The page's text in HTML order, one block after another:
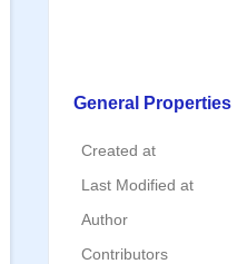
General Properties
Created at
Last Modified at
Author
Contributors